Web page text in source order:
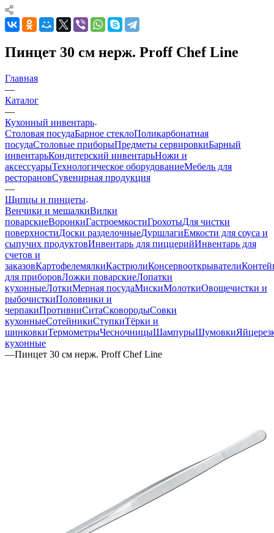
Пинцет 30 см нерж. Proff Chef Line
Главная
—
Каталог
—
Кухонный инвентарь
Столовая посудаБарное стеклоПоликарбонатная
посудаСтоловые приборыПредметы сервировкиБарный
инвентарьКондитерский инвентарьНожи и
аксессуарыТехнологическое оборудованиеМебель для
ресторановСувенирная продукция
—
Щипцы и пинцеты
Венчики и мешалкиВилки
поварскиеВоронкиГастроемкостиГрохотыДля чистки
поверхностиДоски разделочныеДуршлагиЕмкости для соуса и
сыпучих продуктовИнвентарь для пиццерийИнвентарь для
счетов и
заказовКартофелемялкиКастрюлиКонсервооткрыватели
для приборовЛожки поварскиеЛопатки
кухонныеЛоткиМерная посудаМискиМолоткиОвощечистки и
рыбочисткиПоловники и
черпакиПротивниСитаСковородыСовки
кухонныеСотейникиСтупкиТёрки и
шинковкиТермометрыЧесночницыШампурыШумовки
кухонные
—Пинцет 30 см нерж. Proff Chef Line